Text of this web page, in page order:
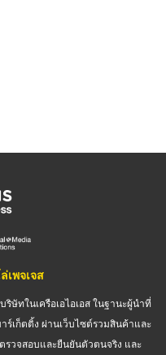
เพจเจส
ษัทในเครือเอไอเอส ในฐานะผู้นำที่
เก็ตติ้ง ผ่านเว็บไซต์รวมสินค้าและ
รวจสอบและยืนยันตัวตนจริง และ